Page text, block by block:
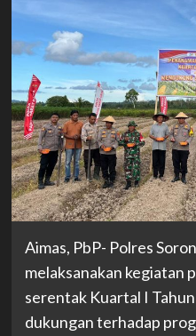
Aimas, PbP- Polres
melaksanakan kegiatan
serentak Kuartal I
dukungan terhadap